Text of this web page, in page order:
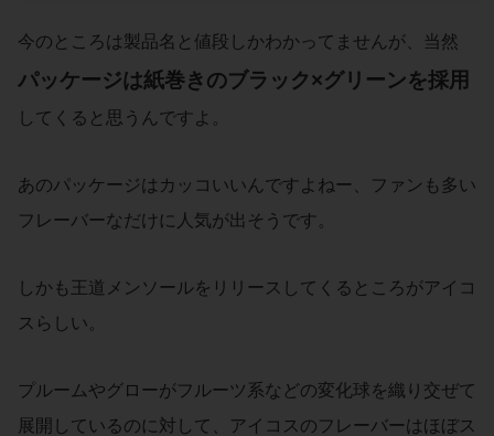
今のところは製品名と値段しかわかってませんが、当然
パッケージは紙巻きのブラック×グリーンを採用
してくると思うんですよ。
あのパッケージはカッコいいんですよねー、ファンも多い
フレーバーなだけに人気が出そうです。
しかも王道メンソールをリリースしてくるところがアイコ
スらしい。
プルームやグローがフルーツ系などの変化球を織り交ぜて
展開しているのに対して、アイコスのフレーバーはほぼス